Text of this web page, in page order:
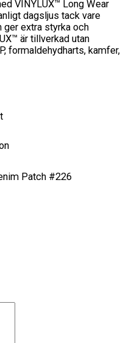
VINYLUX™ Long Wear
dagsljus tack vare
ger extra styrka och
är tillverkad utan
formaldehydharts, kamfer,
Patch #226